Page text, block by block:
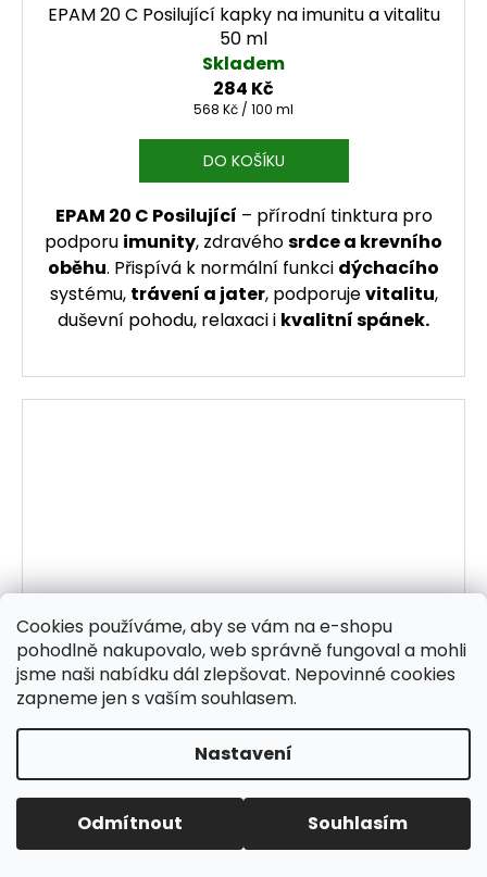
Cookies používáme, aby se vám na e-shopu
pohodlně nakupovalo, web správně fungoval a mohli
jsme naši nabídku dál zlepšovat. Nepovinné cookies
zapneme jen s vaším souhlasem.
Nastavení
Odmítnout Souhlasím
EPAM 20 C Posilující kapky na imunitu a vitalitu
50 ml
Skladem
284 Kč
Měrná cena:
568 Kč / 100 ml
DO KOŠÍKU
EPAM 20 C Posilující – přírodní tinktura pro
podporu imunity, zdravéhosrdce a krevního
oběhu. Přispívá k normální funkci dýchacího
systému, trávení a jater, podporujevitalitu,
duševní pohodu, relaxaci i kvalitní spánek.